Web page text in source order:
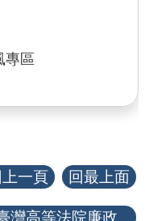
專區
上一頁 回最上面